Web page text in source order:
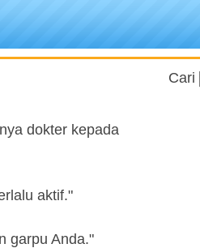
dokter kepada
aktif."
garpu Anda."
Cari